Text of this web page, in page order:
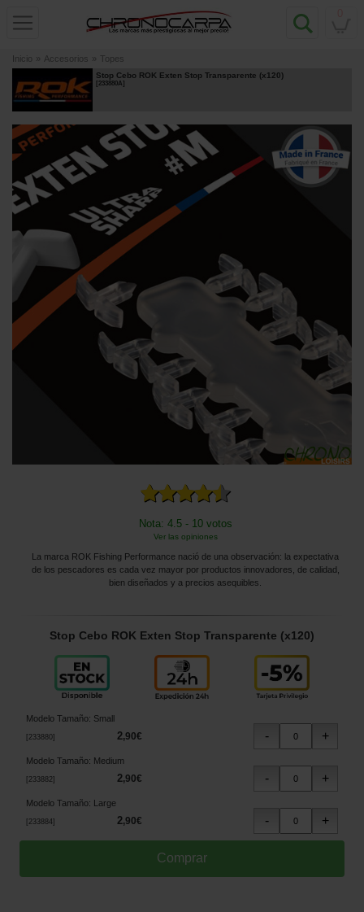
Inicio » Accesorios » Topes
Stop Cebo ROK Exten Stop Transparente (x120)
[233880A]
Nota: 4.5 - 10 votos
Ver las opiniones
La marca ROK Fishing Performance nació de una observación: la expectativa
de los pescadores es cada vez mayor por productos innovadores, de calidad,
bien diseñados y a precios asequibles.
Stop Cebo ROK Exten Stop Transparente (x120)
Modelo Tamaño: Small
233880] 2,90€
Modelo Tamaño: Medium
233882] 2,90€
Modelo Tamaño: Large
233884] 2,90€